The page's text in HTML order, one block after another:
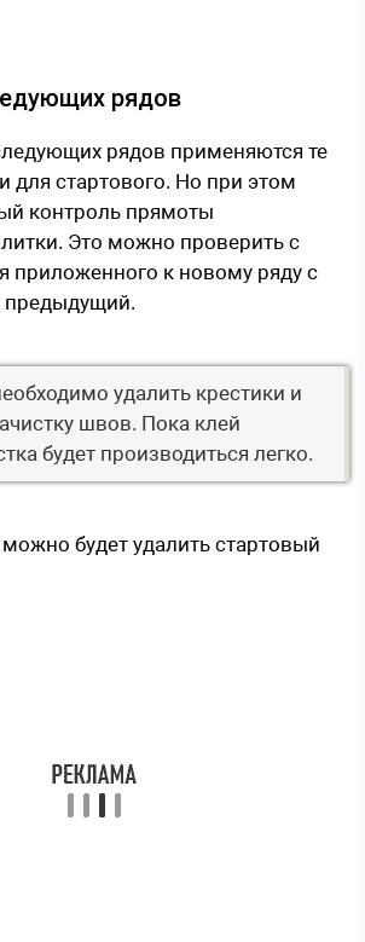
рядов
рядов применяются те
для стартового. Но при этом
контроль прямоты
Это можно проверить с
к новому ряду с
предыдущий.
удалить крестики и
швов. Пока клей
будет производиться легко.
будет удалить стартовый